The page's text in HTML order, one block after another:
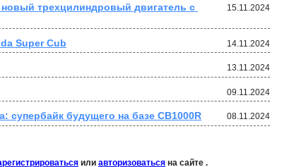
15.11.2024
трехцилиндровый двигатель с
14.11.2024
Super Cub
13.11.2024
09.11.2024
08.11.2024
супербайк будущего на базе CB1000R
или авторизоваться на сайте .